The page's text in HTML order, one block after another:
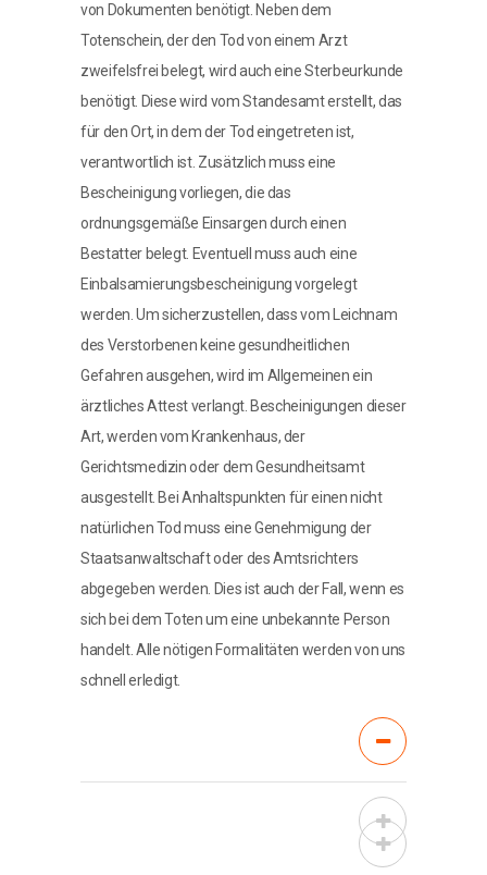
von Dokumenten benötigt. Neben dem
Totenschein, der den Tod von einem Arzt
zweifelsfrei belegt, wird auch eine Sterbeurkunde
benötigt. Diese wird vom Standesamt erstellt, das
für den Ort, in dem der Tod eingetreten ist,
verantwortlich ist. Zusätzlich muss eine
Bescheinigung vorliegen, die das
ordnungsgemäße Einsargen durch einen
Bestatter belegt. Eventuell muss auch eine
Einbalsamierungsbescheinigung vorgelegt
werden. Um sicherzustellen, dass vom Leichnam
des Verstorbenen keine gesundheitlichen
Gefahren ausgehen, wird im Allgemeinen ein
ärztliches Attest verlangt. Bescheinigungen dieser
Art, werden vom Krankenhaus, der
Gerichtsmedizin oder dem Gesundheitsamt
ausgestellt. Bei Anhaltspunkten für einen nicht
natürlichen Tod muss eine Genehmigung der
Staatsanwaltschaft oder des Amtsrichters
abgegeben werden. Dies ist auch der Fall, wenn es
sich bei dem Toten um eine unbekannte Person
handelt. Alle nötigen Formalitäten werden von uns
schnell erledigt.